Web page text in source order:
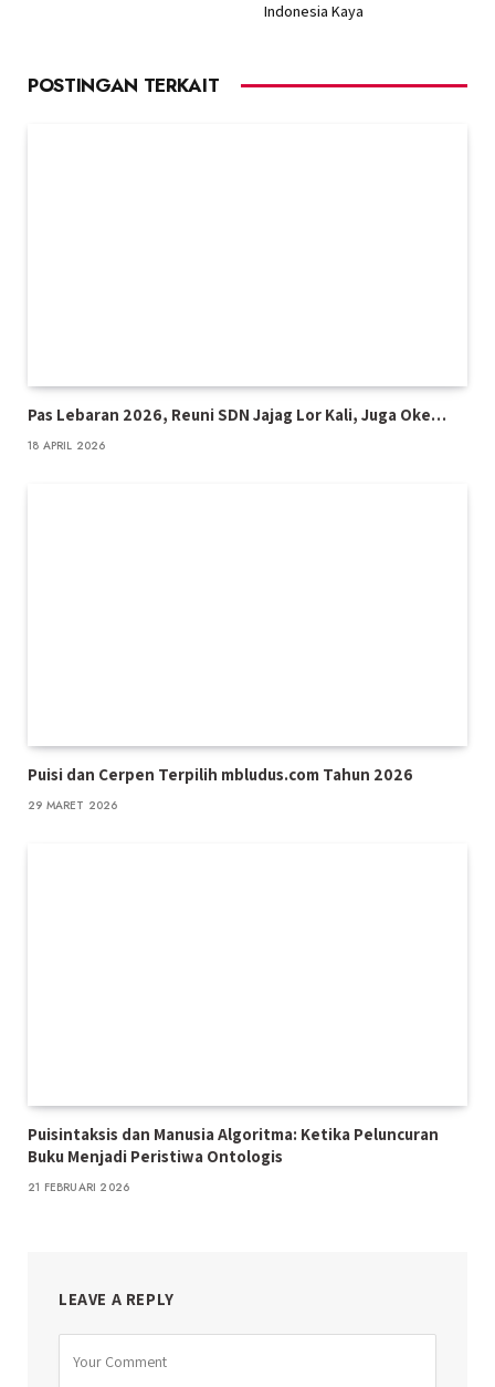
Indonesia Kaya
POSTINGAN TERKAIT
Pas Lebaran 2026, Reuni SDN Jajag Lor Kali, Juga Oke…
18 APRIL 2026
Puisi dan Cerpen Terpilih mbludus.com Tahun 2026
29 MARET 2026
Puisintaksis dan Manusia Algoritma: Ketika Peluncuran
Buku Menjadi Peristiwa Ontologis
21 FEBRUARI 2026
LEAVE A REPLY